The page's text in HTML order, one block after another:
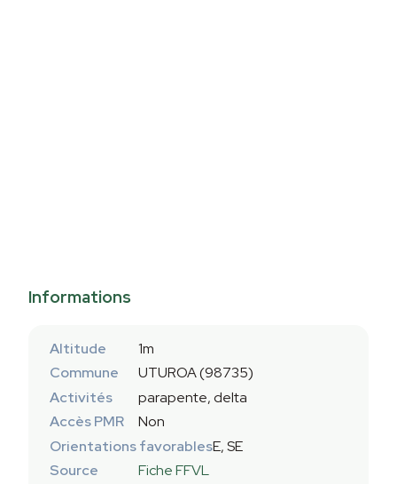
Informations
Altitude
1m
Commune
UTUROA (98735)
Activités
parapente, delta
Accès PMR
Non
Orientations favorablesE, SE
Source
Fiche FFVL